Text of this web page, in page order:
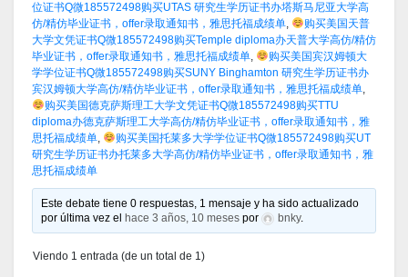
位证书Q微185572498购买UTAS 研究生学历证书办塔斯马尼亚大学高
仿/精仿毕业证书，offer录取通知书，雅思托福成绩单,
购买美国天普
大学文凭证书Q微185572498购买Temple diploma办天普大学高仿/精仿
毕业证书，offer录取通知书，雅思托福成绩单,
购买美国宾汉姆顿大
学学位证书Q微185572498购买SUNY Binghamton 研究生学历证书办
宾汉姆顿大学高仿/精仿毕业证书，offer录取通知书，雅思托福成绩单,
购买美国德克萨斯理工大学文凭证书Q微185572498购买TTU
diploma办德克萨斯理工大学高仿/精仿毕业证书，offer录取通知书，雅
思托福成绩单,
购买美国托莱多大学学位证书Q微185572498购买UT
研究生学历证书办托莱多大学高仿/精仿毕业证书，offer录取通知书，雅
思托福成绩单
Este debate tiene 0 respuestas, 1 mensaje y ha sido actualizado
por última vez el
hace 3 años, 10 meses por bnky.
Viendo 1 entrada (de un total de 1)